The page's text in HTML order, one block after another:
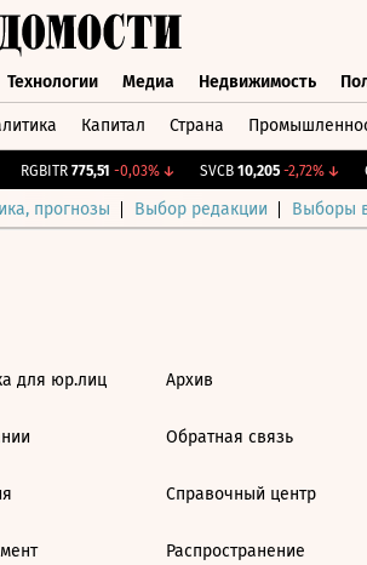
Технологии Медиа Недвижимость
Капитал Страна
RGBITR 775,51 -0,03%↓ SVCB 10,205 -2,72%↓
прогнозы Выбор редакции Выборы
для юр.лиц Архив
Обратная связь
Справочный центр
Распространение